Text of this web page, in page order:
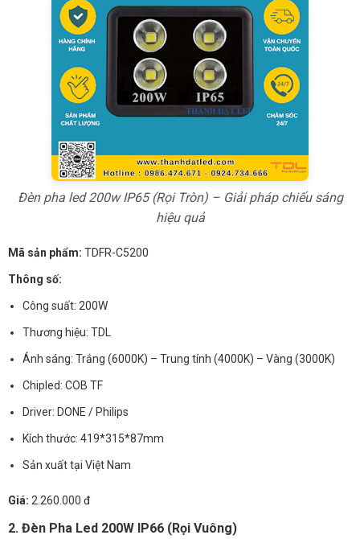
Đèn pha led 200w IP65 (Rọi Tròn) – Giải pháp chiếu sáng
hiệu quả
Mã sản phẩm: TDFR-C5200
Thông số:
Công suất: 200W
Thương hiệu: TDL
Ánh sáng: Trắng (6000K) – Trung tính (4000K) – Vàng (3000K)
Chipled: COB TF
Driver: DONE / Philips
Kích thước: 419*315*87mm
Sản xuất tại Việt Nam
Giá: 2.260.000 đ
2. Đèn Pha Led 200W IP66 (Rọi Vuông)